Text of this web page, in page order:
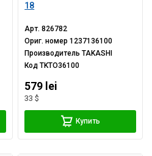
18
Арт.826782
Ориг. номер1237136100
ПроизводительTAKASHI
КодTKTO36100
579 lei
33 $
Купить